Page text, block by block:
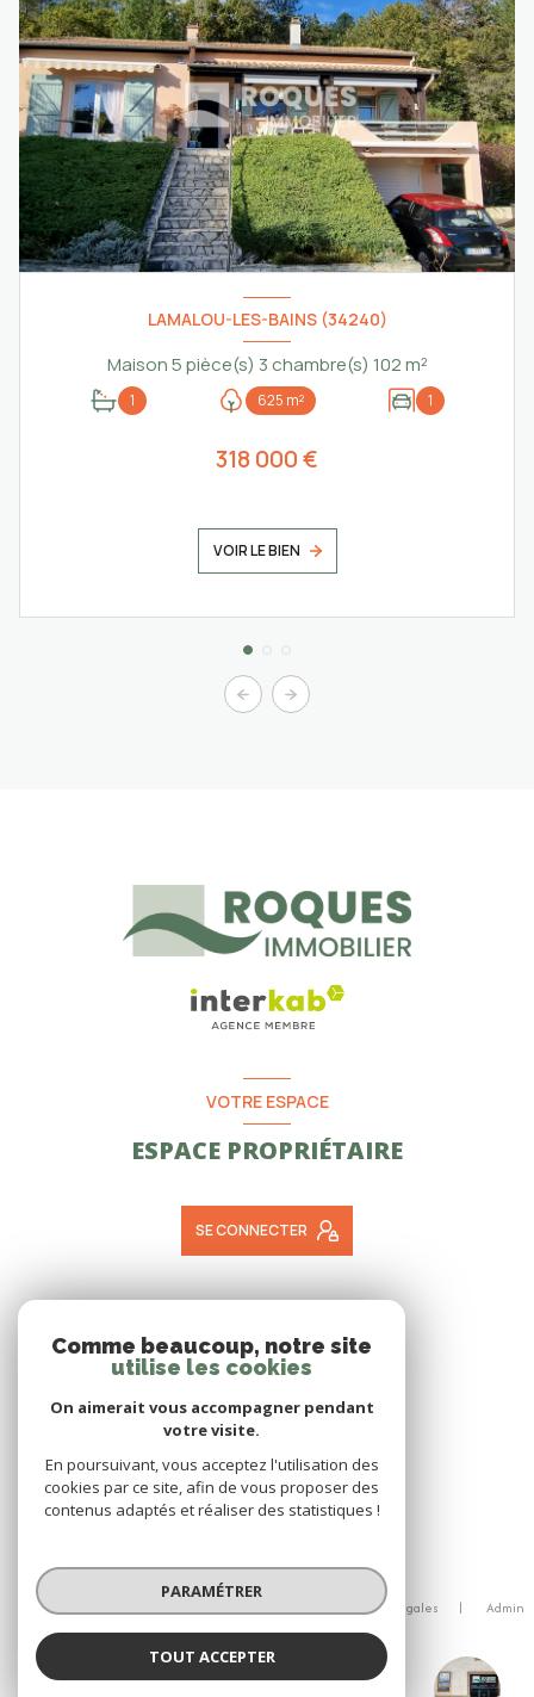
Roques immobilier Lodeve
LAMALOU-LES-BAINS (34240)
Maison 5 pièce(s) 3 chambre(s) 102 m²
1 625 m² 1
318 000 €
VOIR LE BIEN
VOTRE ESPACE
ESPACE PROPRIÉTAIRE
SE CONNECTER
NOUS ADHÉRONS
© 2026 | Tous droits réservés
Mentions légales
Admin
Comme beaucoup, notre site
utilise les cookies
On aimerait vous accompagner pendant
votre visite.
En poursuivant, vous acceptez l'utilisation des
cookies par ce site, afin de vous proposer des
contenus adaptés et réaliser des statistiques !
PARAMÉTRER
TOUT ACCEPTER